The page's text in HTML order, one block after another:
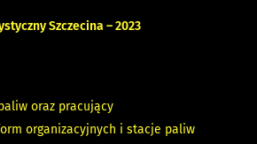
Szczecina – 2023
oraz pracujący
organizacyjnych i stacje paliw